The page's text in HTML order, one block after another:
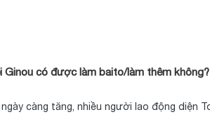
Ginou có được làm baito/làm thêm không?
càng tăng, nhiều người lao động diện